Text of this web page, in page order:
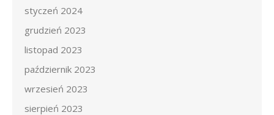
styczeń 2024
grudzień 2023
listopad 2023
październik 2023
wrzesień 2023
sierpień 2023